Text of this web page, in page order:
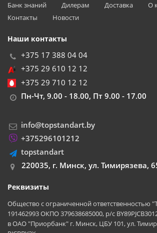
Банк знаний Дилерам Доставка
О
Контакты
Новости
Наши контакты
+375 17 388 04 04
+375 29 610 12 12
+375 29 710 12 12
Пн-Чт, 9.00 - 18.00, Пт 9.00 - 17.00
info@topstandart.by
+375296101212
topstandart
220035, г. Минск, ул. Тимирязева,
Реквизиты
Общество с ограниченной ответственностью
191462993 ОКПО 379638685000, р/с
в ОАО "Приорбанк" г. Минск, ЦБУ 101, ул.